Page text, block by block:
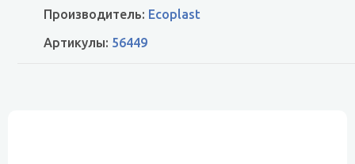
Производитель: Ecoplast
Артикулы: 56449